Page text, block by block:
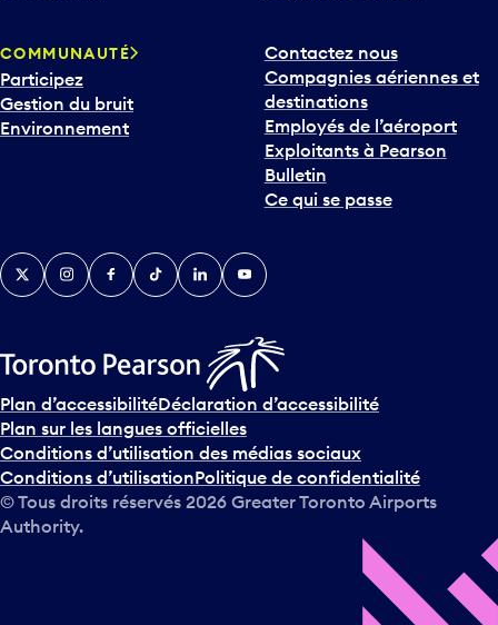
o
u
r
i
v
e
n
s
u
r
l
e
c
a
COMMUNAUTÉ
Participez
Gestion du bruit
Environnement
Contactez nous
Compagnies aériennes et
destinations
Employés de l’aéroport
Exploitants à Pearson
Bulletin
Ce qui se passe
TwitterInstagramFacebook
TikTokLinkedInYouTube
Plan d’accessibilitéDéclaration d’accessibilité
Plan sur les langues officielles
Conditions d’utilisation des médias sociaux
Conditions d’utilisationPolitique de confidentialité
© Tous droits réservés 2026 Greater Toronto Airports
Authority.